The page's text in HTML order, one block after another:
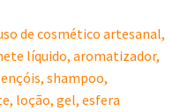
de cosmético artesanal,
líquido, aromatizador,
shampoo,
loção, gel, esfera